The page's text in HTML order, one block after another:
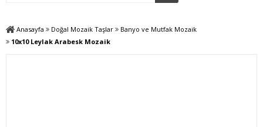
Anasayfa Doğal Mozaik Taşlar
Banyo ve Mutfak Mozaik
10x10 Leylak Arabesk Mozaik